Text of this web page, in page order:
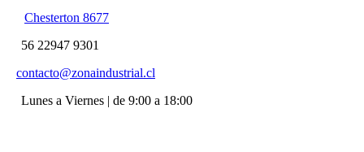
Chesterton 8677
56 22947 9301
contacto@zonaindustrial.cl
Lunes a Viernes | de 9:00 a 18:00